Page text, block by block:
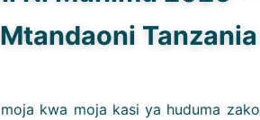
Tanzania
kwa moja kasi ya huduma